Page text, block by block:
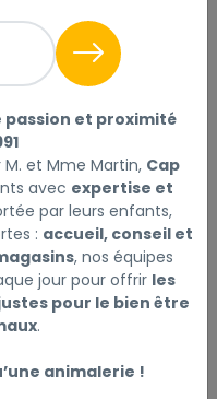
des chiots de race
alimentaire
sa haute digestibilité,
et favorise un bon
qu'une croissance
passion et proximité
et Mme Martin, Cap
avec expertise et
par leurs enfants,
: accueil, conseil et
, nos équipes
jour pour offrir les
pour le bien être
.
animalerie !